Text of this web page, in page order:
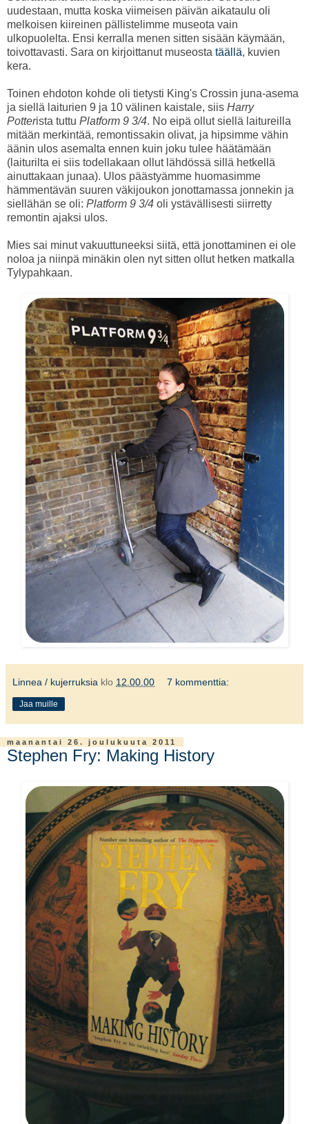
uudestaan, mutta koska viimeisen päivän aikataulu oli
melkoisen kiireinen pällistelimme museota vain
ulkopuolelta. Ensi kerralla menen sitten sisään käymään,
toivottavasti. Sara on kirjoittanut museosta täällä, kuvien
kera.
Toinen ehdoton kohde oli tietysti King's Crossin juna-asema
ja siellä laiturien 9 ja 10 välinen kaistale, siis Harry
Potterista tuttu Platform 9 3/4. No eipä ollut siellä laitureilla
mitään merkintää, remontissakin olivat, ja hipsimme vähin
äänin ulos asemalta ennen kuin joku tulee häätämään
(laiturilta ei siis todellakaan ollut lähdössä sillä hetkellä
ainuttakaan junaa). Ulos päästyämme huomasimme
hämmentävän suuren väkijoukon jonottamassa jonnekin ja
siellähän se oli: Platform 9 3/4 oli ystävällisesti siirretty
remontin ajaksi ulos.
Mies sai minut vakuuttuneeksi siitä, että jonottaminen ei ole
noloa ja niinpä minäkin olen nyt sitten ollut hetken matkalla
Tylypahkaan.
Linnea / kujerruksia klo 12.00.00 7 kommenttia:
Jaa muille
maanantai 26. joulukuuta 2011
Stephen Fry: Making History